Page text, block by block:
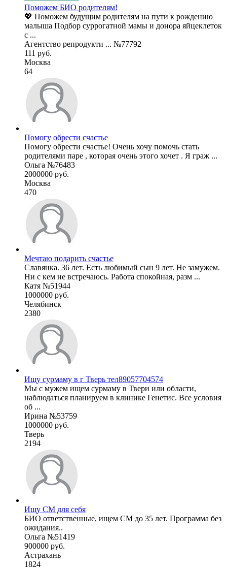
Поможем БИО родителям!
💖 Поможем будущим родителям на пути к рождению
малыша Подбор суррогатной мамы и донора яйцеклеток
с ...
Агентство репродукти ... №77792
111 руб.
Москва
64
Помогу обрести счастье
Помогу обрести счастье! Очень хочу помочь стать
родителями паре , которая очень этого хочет . Я граж ...
Ольга №76483
2000000 руб.
Москва
470
Мечтаю подарить счастье
Славянка. 36 лет. Есть любимый сын 9 лет. Не замужем.
Ни с кем не встречаюсь. Работа спокойная, разм ...
Катя №51944
1000000 руб.
Челябинск
2380
Ищу сурмаму в г Тверь тел89057704574
Мы с мужем ищем сурмаму в Твери или области,
наблюдаться планируем в клинике Генетис. Все условия
об ...
Ирина №53759
1000000 руб.
Тверь
2194
Ищу СМ для себя
БИО ответственные, ищем СМ до 35 лет. Программа без
ожидания..
Ольга №51419
900000 руб.
Астрахань
1824